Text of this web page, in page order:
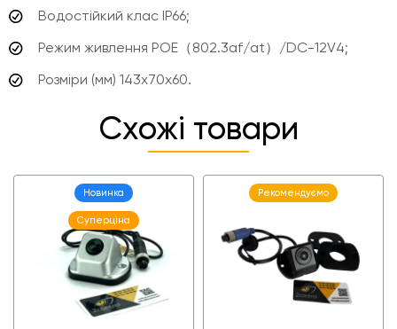
Водостійкий клас IP66;
Режим живлення POE（802.3af/at）/DC-12V4;
Розміри (мм) 143x70x60.
Схожі товари
Новинка
Суперціна
Рекомендуємо